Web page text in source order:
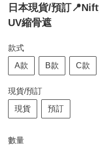
日本現貨/預訂
UV縮骨遮
款式
A款 B款 C款
現貨/預訂
現貨 預訂
數量